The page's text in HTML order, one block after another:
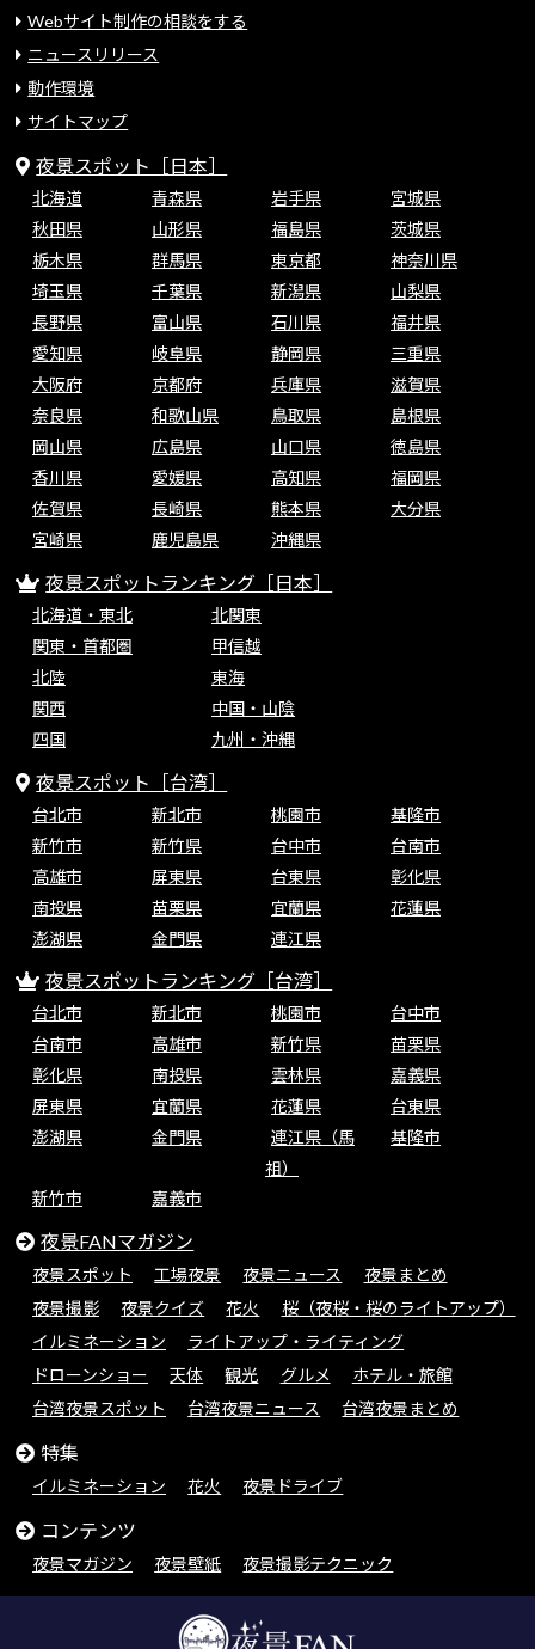
Webサイト制作の相談をする
ニュースリリース
動作環境
サイトマップ
夜景スポット［日本］
北海道 青森県 岩手県
宮城県
秋田県
山形県 福島県
茨城県
栃木県
群馬県 東京都
神奈川県
埼玉県
千葉県 新潟県
山梨県
長野県
富山県 石川県
福井県
愛知県
岐阜県 静岡県
三重県
大阪府
京都府 兵庫県
滋賀県
奈良県
和歌山県 鳥取県
島根県
岡山県
広島県 山口県
徳島県
香川県
愛媛県 高知県
福岡県
佐賀県
長崎県 熊本県
大分県
宮崎県
鹿児島県 沖縄県
夜景スポットランキング［日本］
北海道・東北
北関東
関東・首都圏
甲信越
北陸
東海
関西
中国・山陰
四国
九州・沖縄
夜景スポット［台湾］
台北市 新北市 桃園市
基隆市
新竹市
新竹県 台中市
台南市
高雄市
屏東県 台東県
彰化県
南投県
苗栗県 宜蘭県
花蓮県
澎湖県
金門県 連江県
夜景スポットランキング［台湾］
台北市 新北市 桃園市
台中市
台南市
高雄市 新竹県
苗栗県
彰化県
南投県 雲林県
嘉義県
屏東県
宜蘭県 花蓮県
台東県
澎湖県
金門県
連江県（馬
祖）
基隆市
新竹市 嘉義市
夜景FANマガジン
夜景スポット 工場夜景 夜景ニュース
夜景まとめ
夜景撮影
夜景クイズ 花火
桜（夜桜・桜のライトアップ）
イルミネーション
ライトアップ・ライティング
ドローンショー
天体 観光 グルメ
ホテル・旅館
台湾夜景スポット
台湾夜景ニュース 台湾夜景まとめ
特集
イルミネーション 花火 夜景ドライブ
コンテンツ
夜景マガジン 夜景壁紙 夜景撮影テクニック